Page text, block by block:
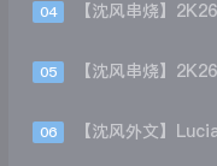
04 【沈风串烧】
05
06